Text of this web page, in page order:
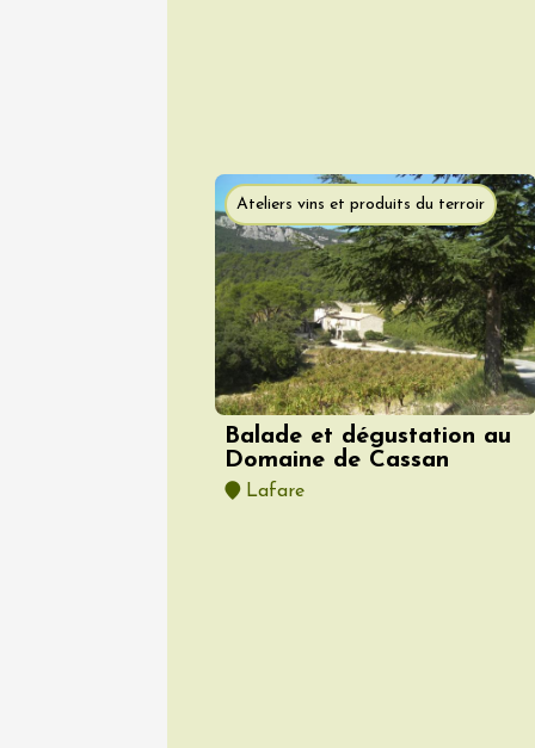
07
Musique
Produits du
Théâtre
Les
Scène
Suzette
Ateliers vins et produits du terroir
Balade et dégustation au
Domaine de Cassan
Lafare